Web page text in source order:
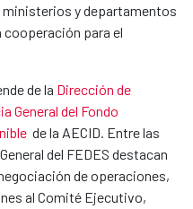
y departamentos
para el
de la Dirección de
General del Fondo
de la AECID. Entre las
del FEDES destacan
de operaciones,
al Comité Ejecutivo,